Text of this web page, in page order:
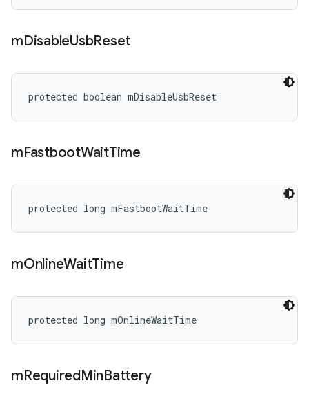
mDisableUsbReset
protected boolean mDisableUsbReset
mFastbootWaitTime
protected long mFastbootWaitTime
mOnlineWaitTime
protected long mOnlineWaitTime
mRequiredMinBattery